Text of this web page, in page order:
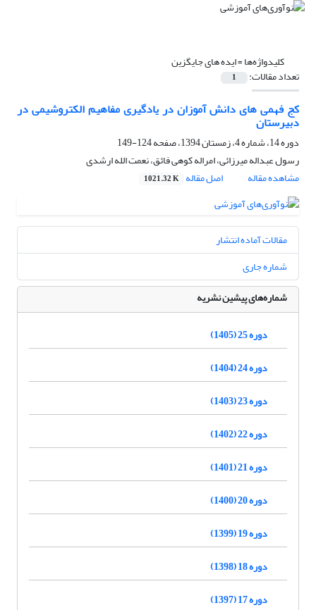
کلیدواژه‌ها =ایده های جایگزین
تعداد مقالات: 1
کج فهمی های دانش آموزان در یادگیری مفاهیم الکتروشیمی در
دبیرستان
دوره 14، شماره 4، زمستان 1394، صفحه
124-149
رسول عبداله میرزائی، امراله کوهی فائق، نعمت الله ارشدی
مشاهده مقاله
اصل مقاله 1021.32 K
مقالات آماده انتشار
شماره جاری
شماره‌های پیشین نشریه
دوره 25 (1405)
دوره 24 (1404)
دوره 23 (1403)
دوره 22 (1402)
دوره 21 (1401)
دوره 20 (1400)
دوره 19 (1399)
دوره 18 (1398)
دوره 17 (1397)